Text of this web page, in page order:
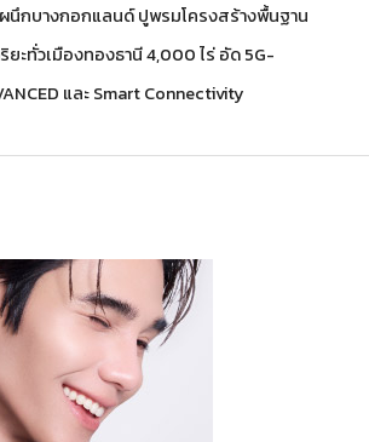
นึกบางกอกแลนด์ ปูพรมโครงสร้างพื้นฐาน
ยะทั่วเมืองทองธานี 4,000 ไร่ อัด 5G-
และ Smart Connectivity